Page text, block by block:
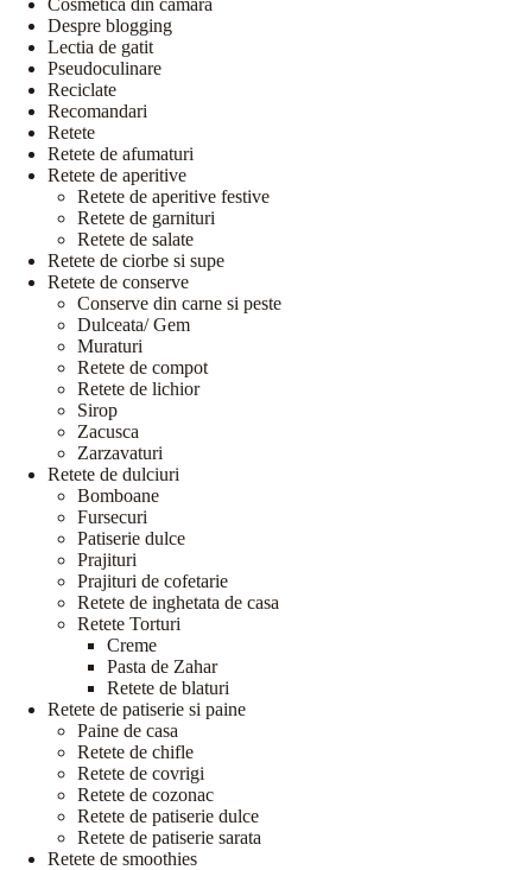
Despre blogging
Lectia de gatit
Pseudoculinare
Reciclate
Recomandari
Retete
Retete de afumaturi
Retete de aperitive
Retete de aperitive festive
Retete de garnituri
Retete de salate
Retete de ciorbe si supe
Retete de conserve
Conserve din carne si peste
Dulceata/ Gem
Muraturi
Retete de compot
Retete de lichior
Sirop
Zacusca
Zarzavaturi
Retete de dulciuri
Bomboane
Fursecuri
Patiserie dulce
Prajituri
Prajituri de cofetarie
Retete de inghetata de casa
Retete Torturi
Creme
Pasta de Zahar
Retete de blaturi
Retete de patiserie si paine
Paine de casa
Retete de chifle
Retete de covrigi
Retete de cozonac
Retete de patiserie dulce
Retete de patiserie sarata
Retete de smoothies